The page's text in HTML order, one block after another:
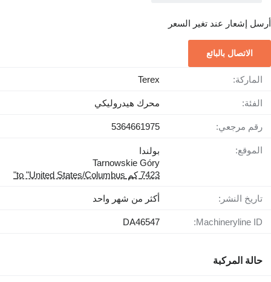
أرسل إشعار عند تغير السعر
الاتصال بالبائع
الماركة: Terex
الفئة: محرك هيدروليكي
رقم مرجعي: 5364661975
الموقع:
بولندا
Tarnowskie Góry
7423 كم to "United States/Columbus"
تاريخ النشر: أكثر من شهر واحد
Machineryline ID:
DA46547
حالة المركبة